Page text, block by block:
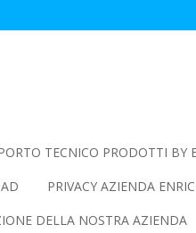
TECNICO PRODOTTI BY
PRIVACY AZIENDA
DELLA NOSTRA AZIENDA